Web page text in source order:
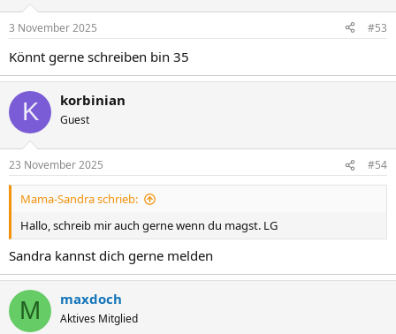
3 November 2025 #53
Könnt gerne schreiben bin 35
K korbinian
Guest
23 November 2025 #54
Mama-Sandra schrieb:
Hallo, schreib mir auch gerne wenn du magst. LG
Sandra kannst dich gerne melden
M maxdoch
Aktives Mitglied